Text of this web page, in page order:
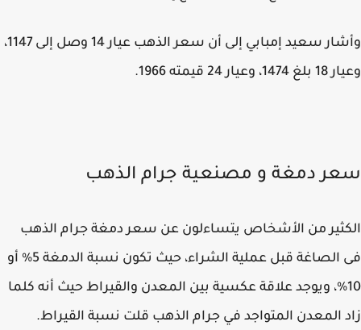
وأشار سعيد إمبابي إلى أن سعر الذهب عيار 14 وصل إلى 1147،
24 قيمته 1966.
دمغة و مصنعية جرام الذهب
من الأشخاص يتساءلون عن سعر دمغة جرام الذهب
فى الصاغة قبل عملية الشراء، حيث تكون نسبة الدمغة 5% أو
10%، ويوجد علاقة عكسية بين المعدن والقيراط حيث أنه كلما
المعدن المتواجد في جرام الذهب قلت نسبة القيراط.